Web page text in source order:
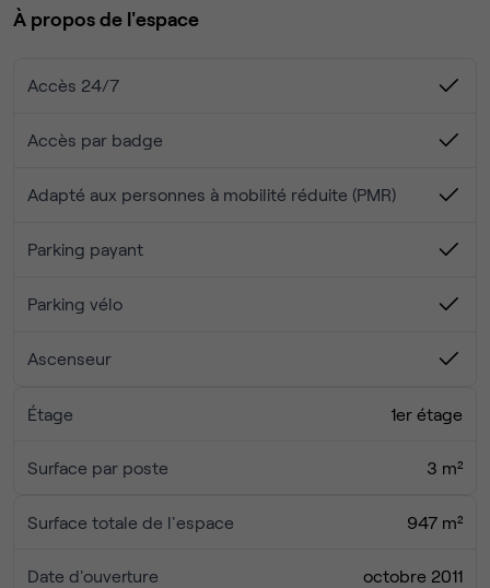
À propos de l'espace
Accès 24/7
Accès par badge
Adapté aux personnes à mobilité réduite (PMR)
Parking payant
Parking vélo
Ascenseur
Étage 1er étage
Surface par poste 3 m²
Surface totale de l'espace 947 m²
Date d'ouverture octobre 2011